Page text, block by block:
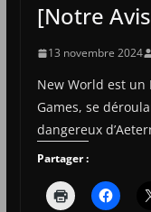
[Notre
13 novembre 2024
New World est un
Games, se
dangereux
Partager :